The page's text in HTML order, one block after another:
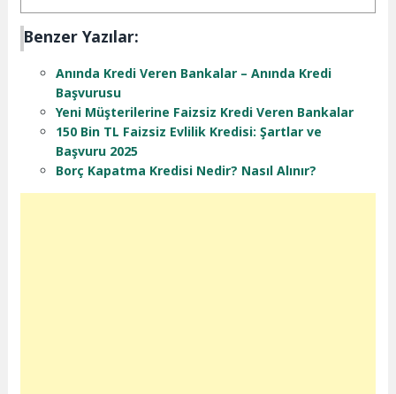
Benzer Yazılar:
Anında Kredi Veren Bankalar – Anında Kredi
Başvurusu
Yeni Müşterilerine Faizsiz Kredi Veren Bankalar
150 Bin TL Faizsiz Evlilik Kredisi: Şartlar ve
Başvuru 2025
Borç Kapatma Kredisi Nedir? Nasıl Alınır?